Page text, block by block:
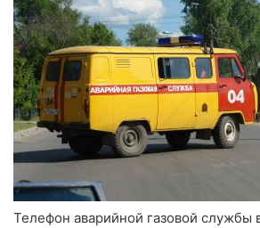
Телефон аварийной газовой службы